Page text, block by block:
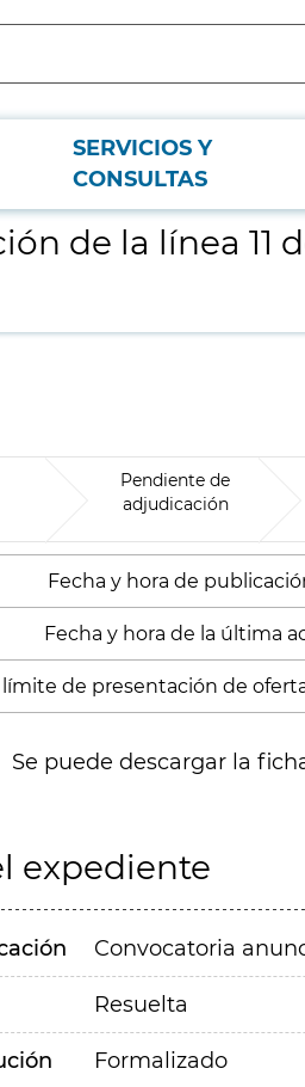
SERVICIOS Y
CONSULTAS
Elíptica - Conde de Casal
de la línea 11
Pendiente de
adjudicación
Fecha y hora de
Fecha y hora de la última
de presentación de
Se puede descargar la
expediente
Convocatoria
Resuelta
Formalizado